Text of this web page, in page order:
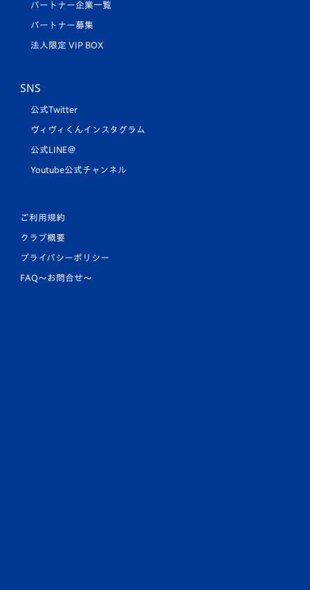
パートナー企業一覧
パートナー募集
法人限定 VIP BOX
SNS
公式Twitter
ヴィヴィくんインスタグラム
公式LINE＠
Youtube公式チャンネル
ご利用規約
クラブ概要
プライバシーポリシー
FAQ〜お問合せ〜